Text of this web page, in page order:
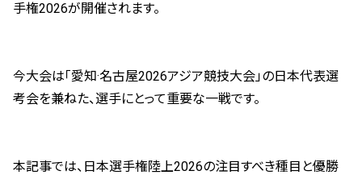
手権2026が開催されます。
今大会は「愛知·名古屋2026アジア競技大会」の日本代表選
考会を兼ねた、選手にとって重要な一戦です。
本記事では、日本選手権陸上2026の注目すべき種目と優勝